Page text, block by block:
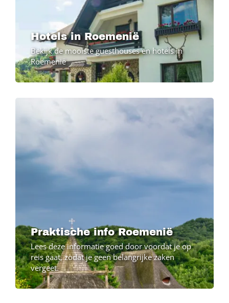
Hotels in Roemenië
Bekijk de mooiste guesthouses en hotels in
Roemenië
Praktische info Roemenië
Lees deze informatie goed door voordat je op
reis gaat, zodat je geen belangrijke zaken
vergeet.